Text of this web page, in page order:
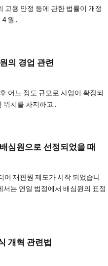
고용 안정 등에 관한 법률이 개정
월..
의 경업 관련
어느 정도 규모로 사업이 확장되
위치를 차지하고..
심원으로 선정되었을 때
어 재판원 제도가 시작 되었습니
는 연일 법정에서 배심원의 표정
개혁 관련법